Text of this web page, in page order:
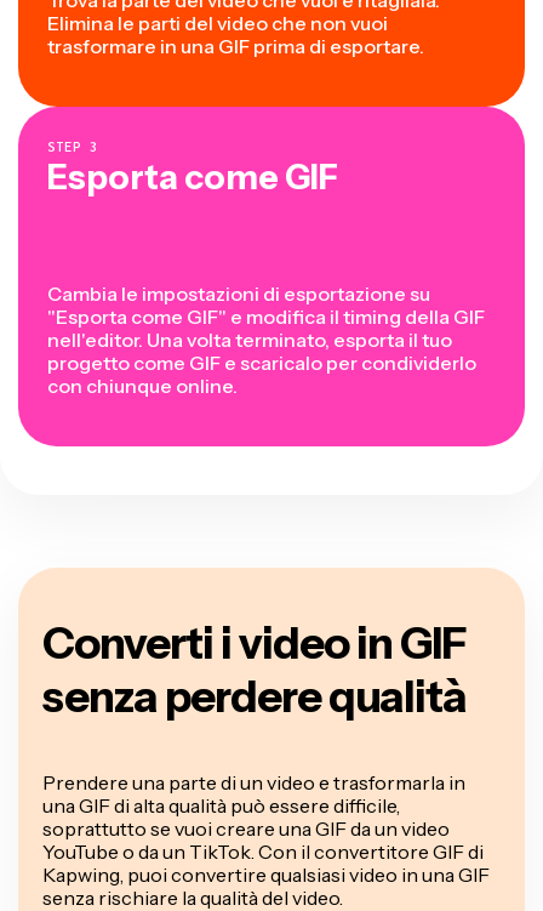
Elimina le parti del video che non vuoi
trasformare in una GIF prima di esportare.
STEP 3
Esporta come GIF
Cambia le impostazioni di esportazione su
"Esporta come GIF" e modifica il timing della GIF
nell'editor. Una volta terminato, esporta il tuo
progetto come GIF e scaricalo per condividerlo
con chiunque online.
Converti i video in GIF
senza perdere qualità
Prendere una parte di un video e trasformarla in
una GIF di alta qualità può essere difficile,
soprattutto se vuoi creare una GIF da un video
YouTube o da un TikTok. Con il convertitore GIF di
Kapwing, puoi convertire qualsiasi video in una GIF
senza rischiare la qualità del video.